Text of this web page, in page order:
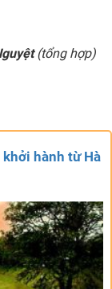
(tổng hợp)
hành từ Hà